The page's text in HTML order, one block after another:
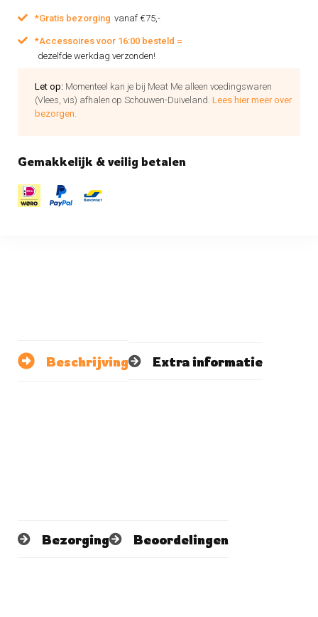
*Gratis bezorging vanaf €75,-
*Accessoires voor 16:00 besteld =
dezelfde werkdag verzonden!
Let op: Momenteel kan je bij Meat Me alleen voedingswaren
(Vlees, vis) afhalen op Schouwen-Duiveland. Lees hier meer over
bezorgen.
Gemakkelijk & veilig betalen
Beschrijving Extra informatie
Bezorging Beoordelingen